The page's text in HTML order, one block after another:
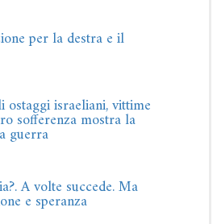
per la destra e il
israeliani, vittime
sofferenza mostra la
guerra
A volte succede. Ma
e speranza